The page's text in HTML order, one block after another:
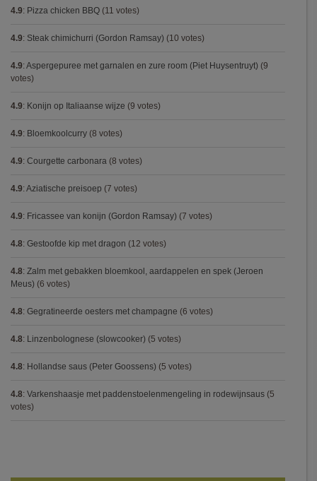
4.9: Pizza chicken BBQ (11 votes)
4.9: Steak chimichurri (Gordon Ramsay) (10 votes)
4.9: Aspergepuree met garnalen en zure room (Piet Huysentruyt) (9
votes)
4.9: Konijn op Italiaanse wijze (9 votes)
4.9: Bloemkoolcurry (8 votes)
4.9: Courgette carbonara (8 votes)
4.9: Aziatische preisoep (7 votes)
4.9: Fricassee van konijn (Gordon Ramsay) (7 votes)
4.8: Gestoofde kip met dragon (12 votes)
4.8: Zalm met gebakken bloemkool, aardappelen en spek (Jeroen
Meus) (6 votes)
4.8: Gegratineerde oesters met champagne (6 votes)
4.8: Linzenbolognese (slowcooker) (5 votes)
4.8: Hollandse saus (Peter Goossens) (5 votes)
4.8: Varkenshaasje met paddenstoelenmengeling in rodewijnsaus (5
votes)